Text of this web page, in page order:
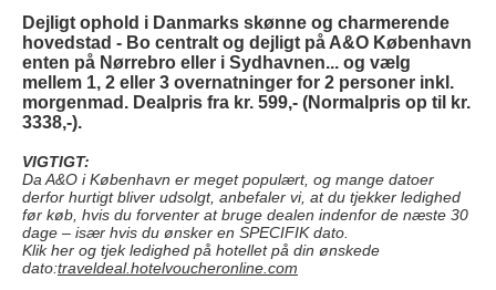
Dejligt ophold i Danmarks skønne og charmerende
hovedstad - Bo centralt og dejligt på A&O København
enten på Nørrebro eller i Sydhavnen... og vælg
mellem 1, 2 eller 3 overnatninger for 2 personer inkl.
morgenmad. Dealpris fra kr. 599,- (Normalpris op til kr.
3338,-).
VIGTIGT:
Da A&O i København er meget populært, og mange datoer
derfor hurtigt bliver udsolgt, anbefaler vi, at du tjekker ledighed
før køb, hvis du forventer at bruge dealen indenfor de næste 30
dage – især hvis du ønsker en SPECIFIK dato.
Klik her og tjek ledighed på hotellet på din ønskede
dato:traveldeal.hotelvoucheronline.com